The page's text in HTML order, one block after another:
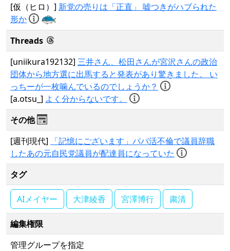
[仮（ヒロ）] 新党の売りは「正直」 嘘つきがハブられた
形か
Threads
[uniikura192132] 三井さん、松田さんが宮沢さんの政治
団体から地方選に出馬すると発表があり驚きました。 い
っちーが一枚噛んでいるのでしょうか？
[a.otsu_] よく分からないです。
その他
[週刊現代]
「記憶にございます」パパ活不倫で議員辞職
したあの元自民党議員が配達員になっていた
タグ
AIメイヤー 大津綾香 宮澤博行 粛清
編集権限
管理グループを指定